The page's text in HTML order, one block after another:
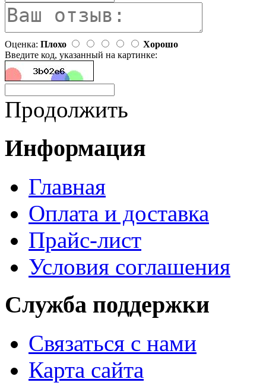
Оценка: Плохо
Хорошо
Введите код, указанный на картинке:
Продолжить
Информация
Главная
Оплата и доставка
Прайс-лист
Условия соглашения
Служба поддержки
Связаться с нами
Карта сайта